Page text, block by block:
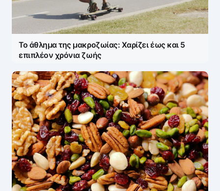
Το άθλημα της μακροζωίας: Χαρίζει έως και 5
επιπλέον χρόνια ζωής